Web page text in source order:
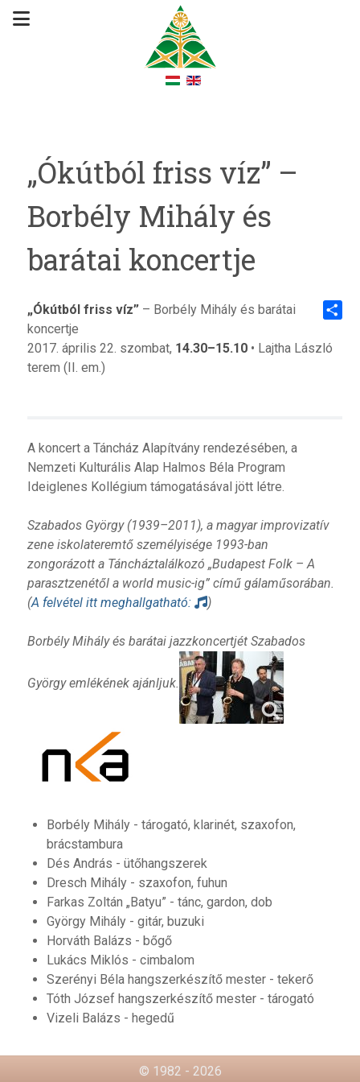
„Ókútból friss víz” –
Borbély Mihály és
barátai koncertje
„Ókútból friss víz”– Borbély Mihály és barátai
koncertje
2017. április 22. szombat, 14.30–15.10• Lajtha László
terem (II. em.)
A koncert a Táncház Alapítvány rendezésében, a
Nemzeti Kulturális Alap Halmos Béla Program
Ideiglenes Kollégium támogatásával jött létre.
Szabados György (1939–2011), a magyar improvizatív
zene iskolateremtő személyisége 1993-ban
zongorázott a Táncháztalálkozó „Budapest Folk – A
parasztzenétől a world music-ig” című gálaműsorában.
(A felvétel itt meghallgatható: )
Borbély Mihály és barátai jazzkoncertjét Szabados
György emlékének ajánljuk.
Borbély Mihály - tárogató, klarinét, szaxofon,
brácstambura
Dés András - ütőhangszerek
Dresch Mihály - szaxofon, fuhun
Farkas Zoltán „Batyu” - tánc, gardon, dob
György Mihály - gitár, buzuki
Horváth Balázs - bőgő
Lukács Miklós - cimbalom
Szerényi Béla hangszerkészítő mester - tekerő
Tóth József hangszerkészítő mester - tárogató
Vizeli Balázs - hegedű
© 1982 - 2026